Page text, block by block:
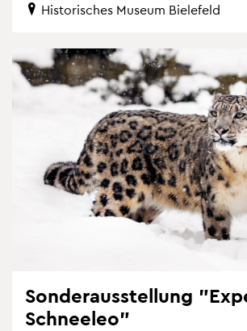
His­to­ri­sches Mu­se­um Bie­le­feld
Son­der­aus­stel­lung
Schnee­leo"